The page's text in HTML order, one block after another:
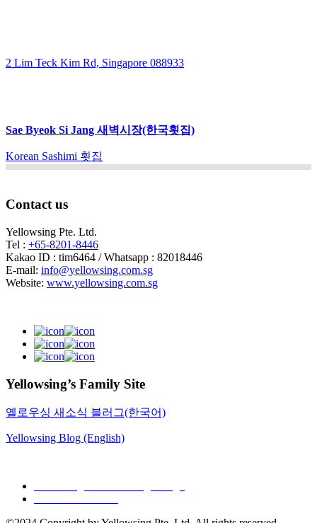
2 Lim Teck Kim Rd, Singapore 088933
Sae Byeok Si Jang 새벽시장(한국횟집)
Korean Sashimi 횟집
Contact us
Yellowsing Pte. Ltd.
Tel : +65-8201-8446
Kakao ID : tim6464 / Whatsapp : 82018446
E-mail: info@yellowsing.com.sg
Website: www.yellowsing.com.sg
Yellowsing’s Family Site
옐로우싱 새소식 블러그(한국어)
Yellowsing Blog (English)